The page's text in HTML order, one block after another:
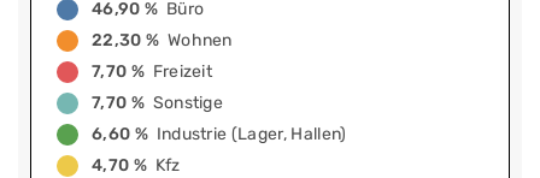
46,90 % Büro
22,30 % Wohnen
7,70 % Freizeit
7,70 % Sonstige
6,60 % Industrie (Lager, Hallen)
4,70 % Kfz